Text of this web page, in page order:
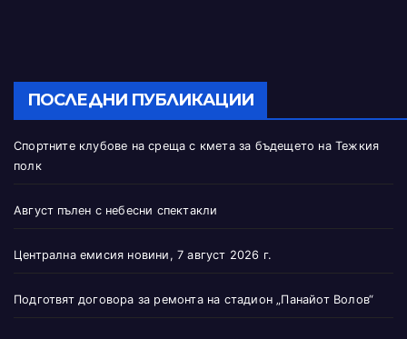
ПОСЛЕДНИ ПУБЛИКАЦИИ
Спортните клубове на среща с кмета за бъдещето на Тежкия
полк
Август пълен с небесни спектакли
Централна емисия новини, 7 август 2026 г.
Подготвят договора за ремонта на стадион „Панайот Волов“